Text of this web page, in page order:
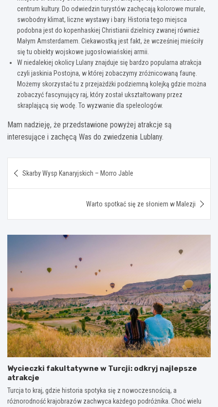
centrum kultury. Do odwiedzin turystów zachęcają kolorowe murale,
swobodny klimat, liczne wystawy i bary. Historia tego miejsca
podobna jest do kopenhaskiej Christianii dzielnicy zwanej również
Małym Amsterdamem. Ciekawostką jest fakt, że wcześniej mieściły
się tu obiekty wojskowe jugosłowiańskiej armii.
W niedalekiej okolicy Lulany znajduje się bardzo popularna atrakcja
czyli jaskinia Postojna, w której zobaczymy zróżnicowaną faunę.
Możemy skorzystać tu z przejażdżki podziemną kolejką gdzie można
zobaczyć fascynujący raj, który został ukształtowany przez
skraplającą się wodę. To wyzwanie dla speleologów.
Mam nadzieję, że przedstawione powyżej atrakcje są
interesujące i zachęcą Was do zwiedzenia Lublany.
wpisu
Skarby Wysp Kanaryjskich – Morro Jable
Warto spotkać się ze słoniem w Malezji
Wycieczki fakultatywne w Turcji: odkryj najlepsze
atrakcje
Turcja to kraj, gdzie historia spotyka się z nowoczesnością, a
różnorodność krajobrazów zachwyca każdego podróżnika. Choć wielu